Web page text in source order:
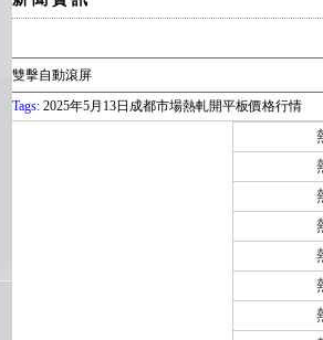
雙擊自動滾屏
Tags: 2025年5月13日成都市場熱軋開平板價格行情